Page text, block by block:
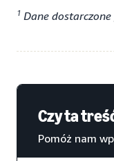
1 Dane
Czy ta
Pomóż nam